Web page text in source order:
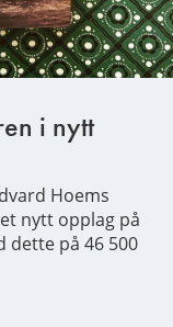
i nytt
Hoems
nytt opplag på
dette på 46 500